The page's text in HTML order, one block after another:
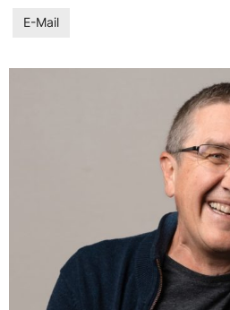
E-Mail